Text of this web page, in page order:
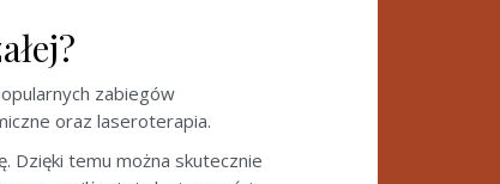
zabiegów
oraz laseroterapia.
Dzięki temu można skutecznie